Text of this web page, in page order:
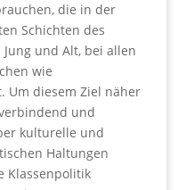
die in der
Schichten des
und Alt, bei allen
wie
Um diesem Ziel näher
und
kulturelle und
Haltungen
Klassenpolitik